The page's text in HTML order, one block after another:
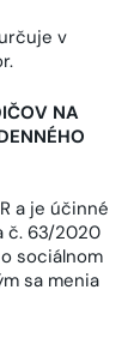
v
NA
a je účinné
č. 63/2020
sociálnom
sa menia